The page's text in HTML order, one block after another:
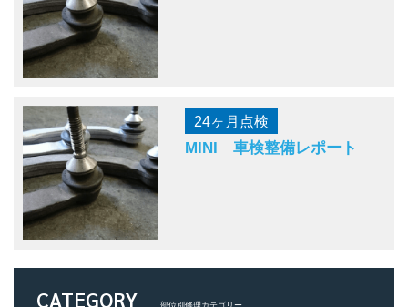
24ヶ月点検
MINI 車検整備レポート
CATEGORY 部位別修理カテゴリー